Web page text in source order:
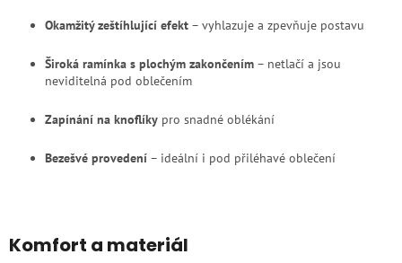
Okamžitý zeštíhlující efekt – vyhlazuje a zpevňuje postavu
Široká ramínka s plochým zakončením – netlačí a jsou
neviditelná pod oblečením
Zapínání na knoflíky pro snadné oblékání
Bezešvé provedení – ideální i pod přiléhavé oblečení
Komfort a materiál